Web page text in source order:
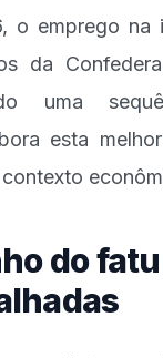
o emprego na
da
uma
esta
do